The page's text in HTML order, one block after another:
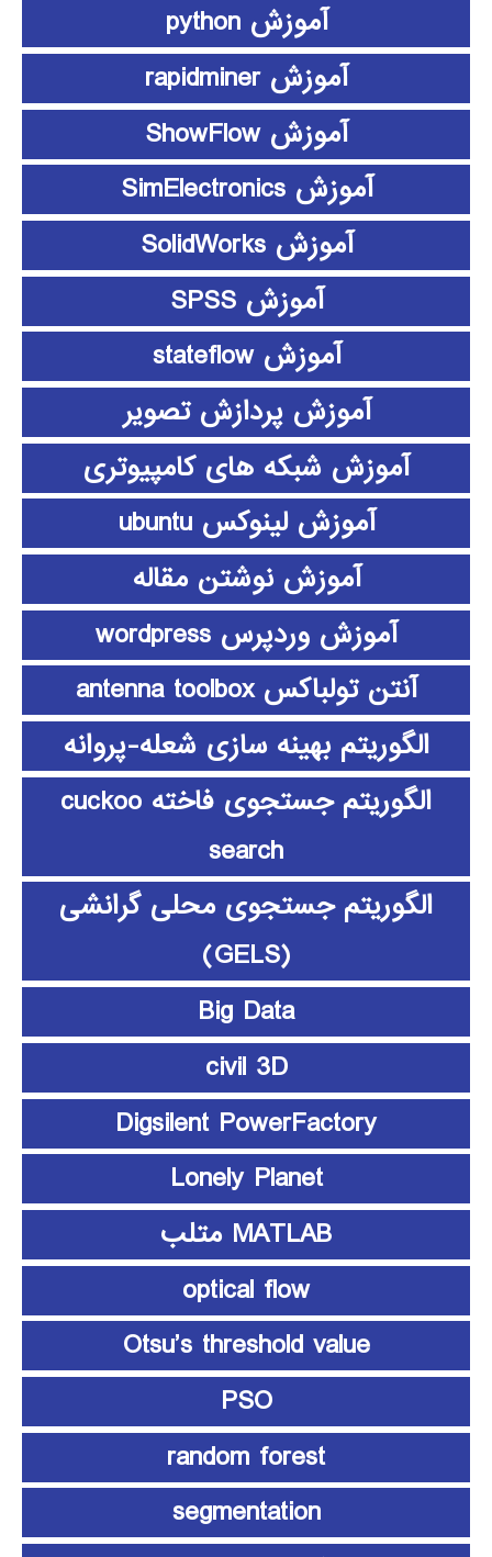
آموزش python
آموزش rapidminer
آموزش ShowFlow
آموزش SimElectronics
آموزش SolidWorks
آموزش SPSS
آموزش stateflow
آموزش پردازش تصویر
آموزش شبکه های کامپیوتری
آموزش لینوکس ubuntu
آموزش نوشتن مقاله
آموزش وردپرس wordpress
آنتن تولباکس antenna toolbox
الگوریتم بهینه سازی شعله-پروانه
الگوریتم جستجوی فاخته cuckoo
search
الگوریتم جستجوی محلی گرانشی
(GELS)
Big Data
civil 3D
Digsilent PowerFactory
Lonely Planet
MATLAB متلب
optical flow
Otsu’s threshold value
PSO
random forest
segmentation